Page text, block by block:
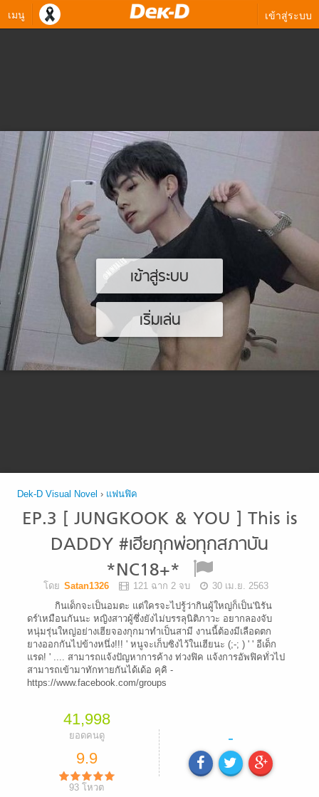
เมนู เข้าสู่ระบบ
เข้าสู่ระบบ
เริ่มเล่น
Dek-D Visual Novel › แฟนฟิค
EP.3 [ JUNGKOOK & YOU ] This is
DADDY #เฮียกุกพ่อทุกสภาบัน
*NC18+*
โดย Satan1326 121 ฉาก 2 จบ
30 เม.ย. 2563
กินเด็กจะเป็นอมตะ แต่ใครจะไปรู้ว่ากินผู้ใหญ่ก็เป็น'นิรัน
ดร์'เหมือนกันนะ หญิงสาวผู้ซึ่งยังไม่บรรลุนิติภาวะ อยากลองจับ
หนุ่มรุ่นใหญ่อย่างเฮียจองกุกมาทำเป็นสามี งานนี้ต้องมีเลือดตก
ยางออกกันไปข้างหนึ่ง!!! ' หนูจะเก็บซิงไว้ในเฮียนะ (;-; ) ' ' อีเด็ก
แรด! ' .... สามารถแจ้งปัญหาการค้าง ท่วงฟิค แจ้งการอัพฟิคทั่วไป
สามารถเข้ามาทักทายกันได้เด้อ คุคิ -
https://www.facebook.com/groups
41,998
ยอดคนดู
9.9
93 โหวต
-